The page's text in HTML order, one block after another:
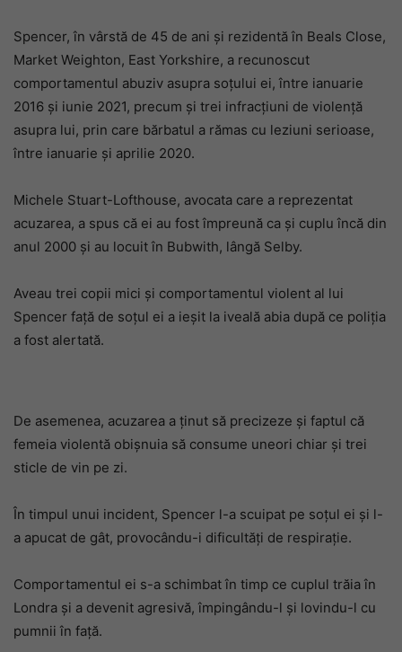
Spencer, în vârstă de 45 de ani și rezidentă în Beals Close,
Market Weighton, East Yorkshire, a recunoscut
comportamentul abuziv asupra soțului ei, între ianuarie
2016 și iunie 2021, precum și trei infracțiuni de violență
asupra lui, prin care bărbatul a rămas cu leziuni serioase,
între ianuarie și aprilie 2020.
Michele Stuart-Lofthouse, avocata care a reprezentat
acuzarea, a spus că ei au fost împreună ca și cuplu încă din
anul 2000 și au locuit în Bubwith, lângă Selby.
Aveau trei copii mici și comportamentul violent al lui
Spencer față de soțul ei a ieșit la iveală abia după ce poliția
a fost alertată.
De asemenea, acuzarea a ținut să precizeze și faptul că
femeia violentă obișnuia să consume uneori chiar și trei
sticle de vin pe zi.
În timpul unui incident, Spencer l-a scuipat pe soțul ei și l-
a apucat de gât, provocându-i dificultăți de respirație.
Comportamentul ei s-a schimbat în timp ce cuplul trăia în
Londra și a devenit agresivă, împingându-l și lovindu-l cu
pumnii în față.